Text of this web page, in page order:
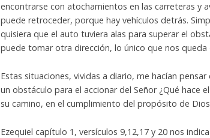
encontrarse con atochamientos en las carreteras y
puede retroceder, porque hay vehículos detrás.
quisiera que el auto tuviera alas para superar el
puede tomar otra dirección, lo único que nos queda
Estas situaciones, vividas a diario, me hacían
un obstáculo para el accionar del Señor ¿Qué hace
su camino, en el cumplimiento del propósito de
Ezequiel capítulo 1, versículos 9,12,17 y 20 nos